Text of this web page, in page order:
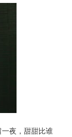
夜，甜甜比谁